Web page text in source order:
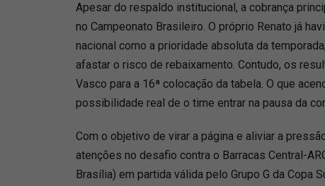
Apesar do respaldo institucional, a cobrança
no Campeonato Brasileiro. O próprio Renato já
nacional como a prioridade absoluta da
afastar o risco de rebaixamento. Contudo, os
Vasco para a 16ª colocação da tabela. O que
possibilidade real de o time entrar na pausa da
Com o objetivo de virar a página e aliviar a
atenções no desafio contra o Barracas Central-
Brasília) em partida válida pelo Grupo G da Copa